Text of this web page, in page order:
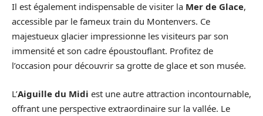
Il est également indispensable de visiter la Mer de Glace,
accessible par le fameux train du Montenvers. Ce
majestueux glacier impressionne les visiteurs par son
immensité et son cadre époustouflant. Profitez de
l’occasion pour découvrir sa grotte de glace et son musée.
L’Aiguille du Midi est une autre attraction incontournable,
offrant une perspective extraordinaire sur la vallée. Le